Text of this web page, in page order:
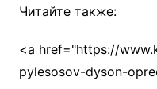
Читайте также:
<a href="https://
pylesosov-dyson-